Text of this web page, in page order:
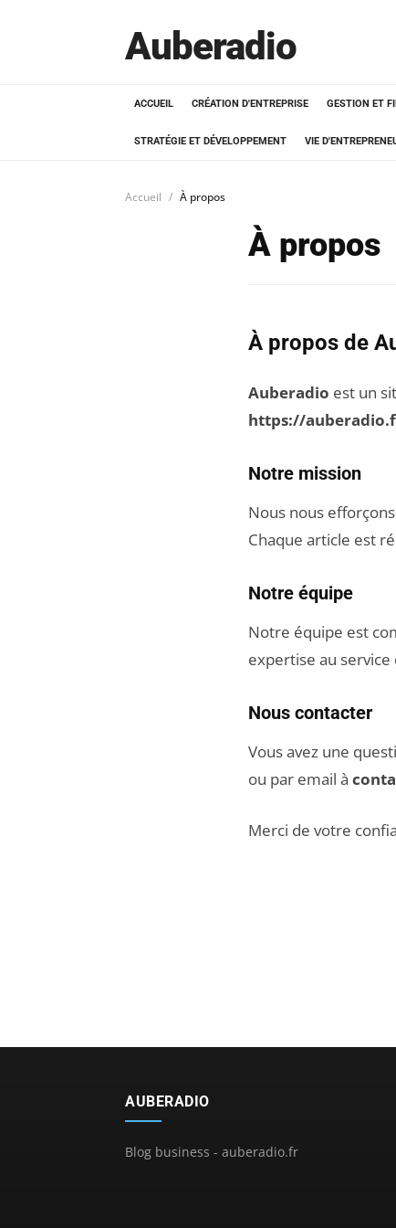
Auberadio
ACCUEIL CRÉATION D'ENTREPRISE GESTION ET
STRATÉGIE ET DÉVELOPPEMENT VIE
Accueil À propos
À propos
À propos de
Auberadio est un
https://
Notre mission
Nous nous
Chaque article est
Notre équipe
Notre équipe est
expertise au
Nous contacter
Vous avez une
ou par email à
Merci de votre
AUBERADIO
Blog business - auberadio.fr